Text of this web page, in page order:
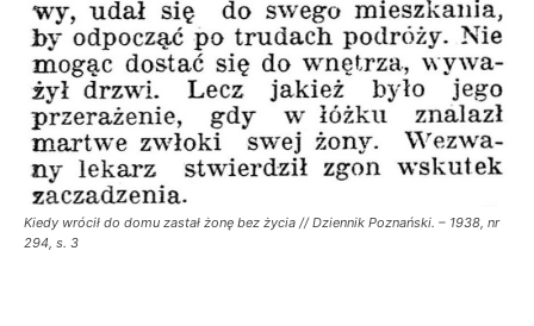
Kiedy wrócił do domu zastał żonę bez życia // Dziennik Poznański. – 1938, nr
294, s. 3